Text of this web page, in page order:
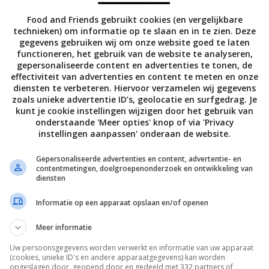
12 minuten in de oven. Verwijder het papier en de vulling,
nog eens 3 minuten, tot het goudgeel is. Zet de vorm op
uiteinden van de asperges. Snijd het ontbijtspek fijn en bak
met antiaanbaklaag op middelhoog vuur goudbruin en
de rest van de eieren, de room, mosterd en wat zout en
deel van de pecorino toe, roer het ontbijtspek erdoor en
in de deegbodem. Leg de asperges er gerangschikt in.
met de rest van de pecorino, bak de taart 20 minuten in
net is gestold. Laat de taart 15 minuten rusten. Serveer
g vet (23,2 g verzadigd), 20,8 g eiwit, 38,5 g koolhydraten, 3,6 g
Bewaar
Food and Friends gebruikt cookies (en vergelijkbare
technieken) om informatie op te slaan en in te zien. Deze
gegevens gebruiken wij om onze website goed te laten
functioneren, het gebruik van de website te analyseren,
gepersonaliseerde content en advertenties te tonen, de
effectiviteit van advertenties en content te meten en onze
diensten te verbeteren. Hiervoor verzamelen wij gegevens
zoals unieke advertentie ID’s, geolocatie en surfgedrag. Je
kunt je cookie instellingen wijzigen door het gebruik van
onderstaande 'Meer opties' knop of via 'Privacy
instellingen aanpassen' onderaan de website.
Gepersonaliseerde advertenties en content, advertentie- en
contentmetingen, doelgroepenonderzoek en ontwikkeling van
diensten
Informatie op een apparaat opslaan en/of openen
Meer informatie
Uw persoonsgegevens worden verwerkt en informatie van uw apparaat
(cookies, unieke ID's en andere apparaatgegevens) kan worden
opgeslagen door, geopend door en gedeeld met 332 partners of